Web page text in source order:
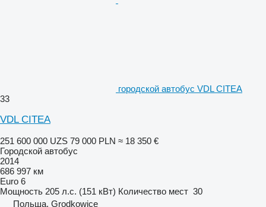
городской автобус VDL CITEA
33
VDL CITEA
251 600 000 UZS 79 000 PLN ≈ 18 350 €
Городской автобус
2014
686 997 км
Euro 6
Мощность 205 л.с. (151 кВт) Количество мест 30
Польша, Grodkowice